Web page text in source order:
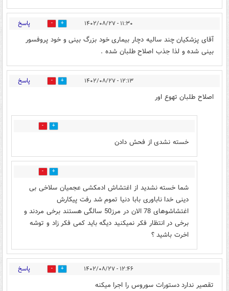
۱۱:۳۰ - ۱۴۰۲/۰۸/۲۷ 4 پاسخ
آقای پزشکیان چند سالیه دچار بیماری خود بزرگ بینی و خود پروفسور
بینی شده و لذا جذب اصلاح طلبان شده .
۱۲:۱۳ - ۱۴۰۲/۰۸/۲۷ 4 پاسخ
اصلاح طلبان تهوع اور
0
خسته نشدی از فحش دادن
0
شما خسته نشدید از اغتشاش ادمکشی عجمیان سلاخی بی
دینی خدا ناباوری بابا دنیا تموم شد رفت پیکارش
اغتشاشوهای 78 الان در مرز50 سالگی هستند برخی مردند و
برخی در انتظار فکر نمیکنید دیگه باید کمی فکر زاد و توشه
اخرت باشید ؟
۱۲:۴۶ - ۱۴۰۲/۰۸/۲۷ 3 پاسخ
تقصیر ندارد دستورات سوروس را اجرا میکنه